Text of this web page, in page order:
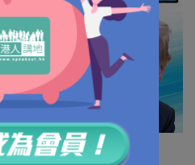
not both呢？//